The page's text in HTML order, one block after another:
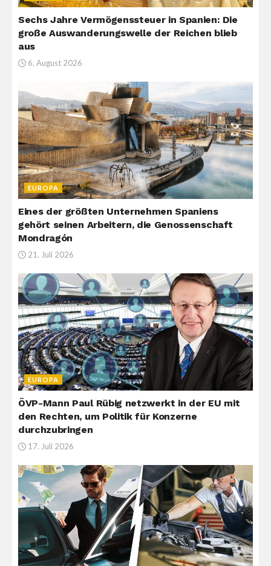
Sechs Jahre Vermögenssteuer in Spanien: Die
große Auswanderungswelle der Reichen blieb
aus
6. August 2026
EUROPA
Eines der größten Unternehmen Spaniens
gehört seinen Arbeitern, die Genossenschaft
Mondragón
21. Juli 2026
EUROPA
ÖVP-Mann Paul Rübig netzwerkt in der EU mit
den Rechten, um Politik für Konzerne
durchzubringen
17. Juli 2026